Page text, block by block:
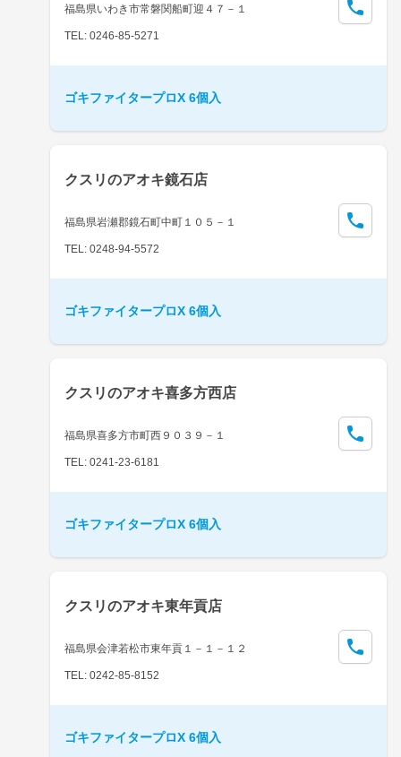
福島県いわき市常磐関船町迎４７－１
TEL: 0246-85-5271
ゴキファイタープロX 6個入
クスリのアオキ鏡石店
福島県岩瀬郡鏡石町中町１０５－１
TEL: 0248-94-5572
ゴキファイタープロX 6個入
クスリのアオキ喜多方西店
福島県喜多方市町西９０３９－１
TEL: 0241-23-6181
ゴキファイタープロX 6個入
クスリのアオキ東年貢店
福島県会津若松市東年貢１－１－１２
TEL: 0242-85-8152
ゴキファイタープロX 6個入